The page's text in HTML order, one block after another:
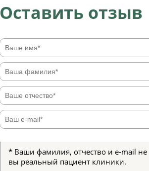
Оставить отзыв
* Ваши фамилия, отчество и e-mail
вы реальный пациент клиники.